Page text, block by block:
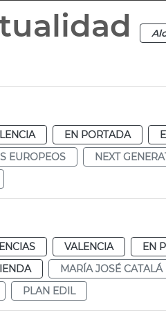
EN PORTADA
EUROPEOS
NEXT
VALENCIA
EN
MARÍA JOSÉ CATALÁ
PLAN EDIL